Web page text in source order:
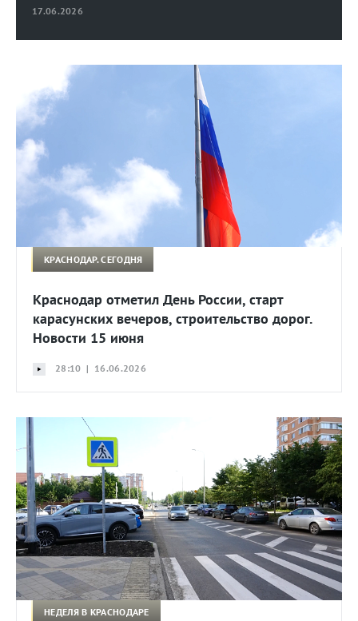
17.06.2026
КРАСНОДАР. СЕГОДНЯ
Краснодар отметил День России, старт
карасунских вечеров, строительство дорог.
Новости 15 июня
28:10 | 16.06.2026
НЕДЕЛЯ В КРАСНОДАРЕ